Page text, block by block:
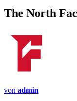
The North
von admin